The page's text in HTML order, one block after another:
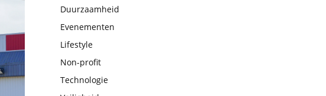
Duurzaamheid
Evenementen
Lifestyle
Non-profit
Technologie